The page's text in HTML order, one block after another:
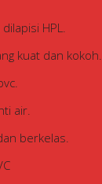
HPL.
kuat dan kokoh.
air.
berkelas.